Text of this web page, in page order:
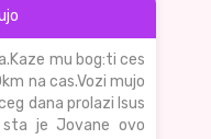
mu bog:ti ces
na cas.Vozi mujo
dana prolazi Isus
sta je Jovane ovo